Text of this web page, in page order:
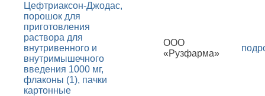
Цефтриаксон-Джодас,
порошок для
приготовления
раствора для
внутривенного и
внутримышечного
введения 1000 мг,
флаконы (1), пачки
картонные
ООО
«Рузфарма»